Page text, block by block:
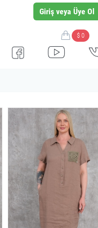
Giriş veya Üye Ol
$ 0